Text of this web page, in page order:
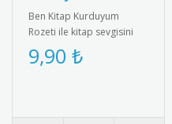
Ben Kitap Kurduyum
Rozeti ile kitap sevgisini
teşvik edin! Öğrencilere ve
kitap tutkunlarına özel ta..
9,90 ₺